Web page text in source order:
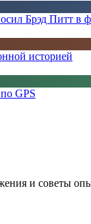
Брэд Питт
историей
GPS
и советы